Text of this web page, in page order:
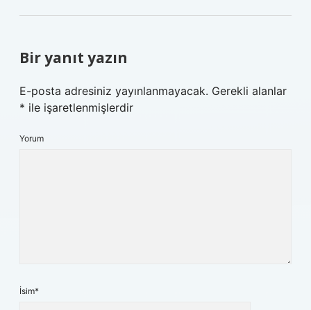
Bir yanıt yazın
E-posta adresiniz yayınlanmayacak. Gerekli alanlar
* ile işaretlenmişlerdir
Yorum
İsim*